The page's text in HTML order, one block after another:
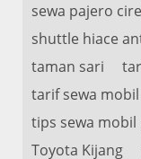
sewa pajero
shuttle hiace
taman sari
tarif sewa mobil
tips sewa
Toyota Kijang